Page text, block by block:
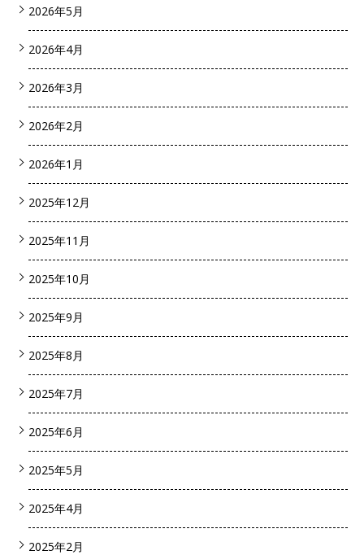
2026年5月
2026年4月
2026年3月
2026年2月
2026年1月
2025年12月
2025年11月
2025年10月
2025年9月
2025年8月
2025年7月
2025年6月
2025年5月
2025年4月
2025年2月